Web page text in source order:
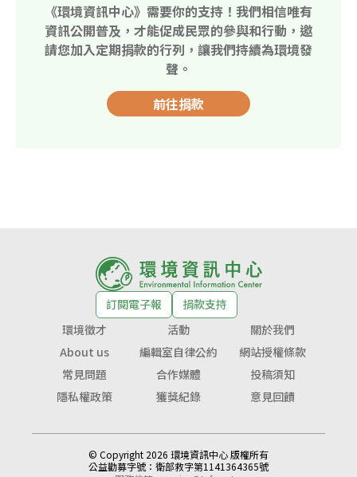
《環境資訊中心》需要你的支持！我們相信唯有
資訊公開普及，才能促成民眾的參與和行動，邀
請您加入定期捐款的行列，讓我們持續為環境發
聲。
前往捐款
訂閱電子報
捐款支持
環境徵才
活動
關於我們
About us
編輯室自律公約
網站授權條款
常見問題
合作媒體
投稿須知
隱私權政策
獲獎紀錄 意見回饋
© Copyright 2026 環境資訊中心 版權所有
公益勸募字號： 衛部救字第1141364365號